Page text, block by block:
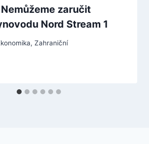
zaručit
Nord Stream 1
, Zahraniční